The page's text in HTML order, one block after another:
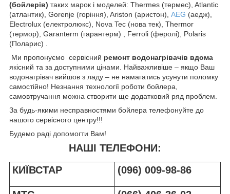
(бойлерів) таких марок і моделей: Thermes (термес), Atlantic
(атлантик), Gorenje (горіння), Ariston (аристон), AEG (аедж),
Electrolux (електролюкс), Nova Tec (нова тек), Thermor
(термор), Garanterm (гарантерм) , Ferroli (феролі), Polaris
(Поларис) .
Ми пропонуємо сервісний ремонт водонагрівачів вдома
якісний та за доступними цінами. Найважливіше – якщо Ваш
водонагрівач вийшов з ладу – не намагатись усунути поломку
самостійно! Незнання технології роботи бойлера,
самовтручання можна створити ще додатковий ряд проблем.
За будь-якими несправностями бойлера телефонуйте до
нашого сервісного центру!!!
Будемо раді допомогти Вам!
НАШІ ТЕЛЕФОНИ:
КИЇВСТАР
(096) 009-98-86